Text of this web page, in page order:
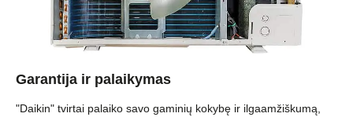
Garantija ir palaikymas
"Daikin" tvirtai palaiko savo gaminių kokybę ir ilgaamžiškumą,